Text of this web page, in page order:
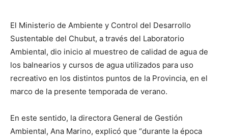
El Ministerio de Ambiente y Control del Desarrollo
Sustentable del Chubut, a través del Laboratorio
Ambiental, dio inicio al muestreo de calidad de agua de
los balnearios y cursos de agua utilizados para uso
recreativo en los distintos puntos de la Provincia, en el
marco de la presente temporada de verano.
En este sentido, la directora General de Gestión
Ambiental, Ana Marino, explicó que “durante la época